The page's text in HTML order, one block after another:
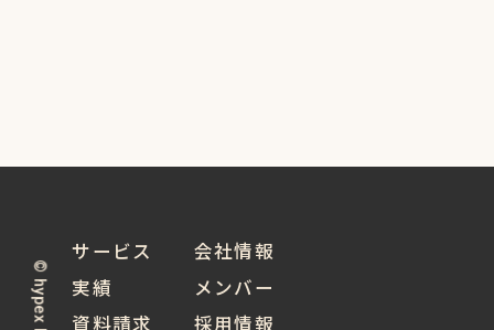
サービス
実績
資料請求
会社情報
メンバー
採用情報